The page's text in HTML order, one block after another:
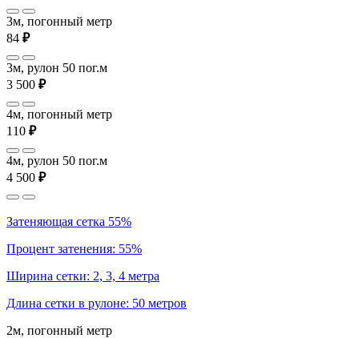
3м, погонный метр
84 ₽
3м, рулон 50 пог.м
3 500 ₽
4м, погонный метр
110 ₽
4м, рулон 50 пог.м
4 500 ₽
Затеняющая сетка 55%
Процент затенения: 55%
Ширина сетки: 2, 3, 4 метра
Длина сетки в рулоне: 50 метров
2м, погонный метр